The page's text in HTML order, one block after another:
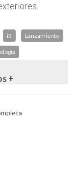
i3 Lanzamiento
+